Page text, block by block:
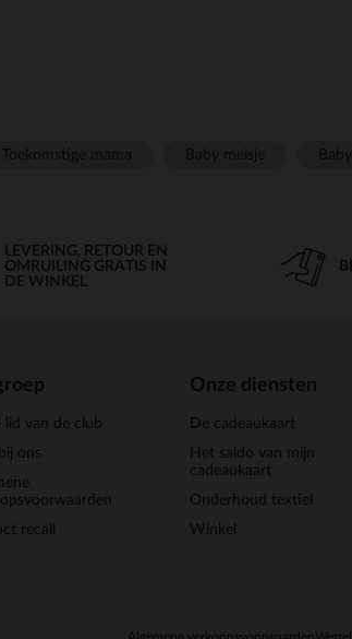
LEVERING, RETOUR EN
OMRUILING GRATIS IN
DE WINKEL
lid van de club
ons
recall
Onze diensten
De cadeaukaart
Het saldo van mijn
cadeaukaart
Onderhoud textiel
Winkel